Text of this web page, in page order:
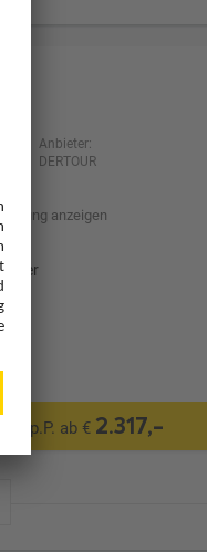
Anbieter:
DERTOUR
anzeigen
p.P. ab € 2.317,-